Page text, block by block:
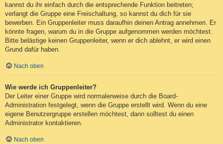
kannst du ihr einfach durch die entsprechende Funktion beitreten;
verlangt die Gruppe eine Freischaltung, so kannst du dich für sie
bewerben. Ein Gruppenleiter muss daraufhin deinen Antrag annehmen. Er
könnte fragen, warum du in die Gruppe aufgenommen werden möchtest.
Bitte belästige keinen Gruppenleiter, wenn er dich ablehnt, er wird einen
Grund dafür haben.
Nach oben
Wie werde ich Gruppenleiter?
Der Leiter einer Gruppe wird normalerweise durch die Board-
Administration festgelegt, wenn die Gruppe erstellt wird. Wenn du eine
eigene Benutzergruppe erstellen möchtest, dann solltest du einen
Administrator kontaktieren.
Nach oben